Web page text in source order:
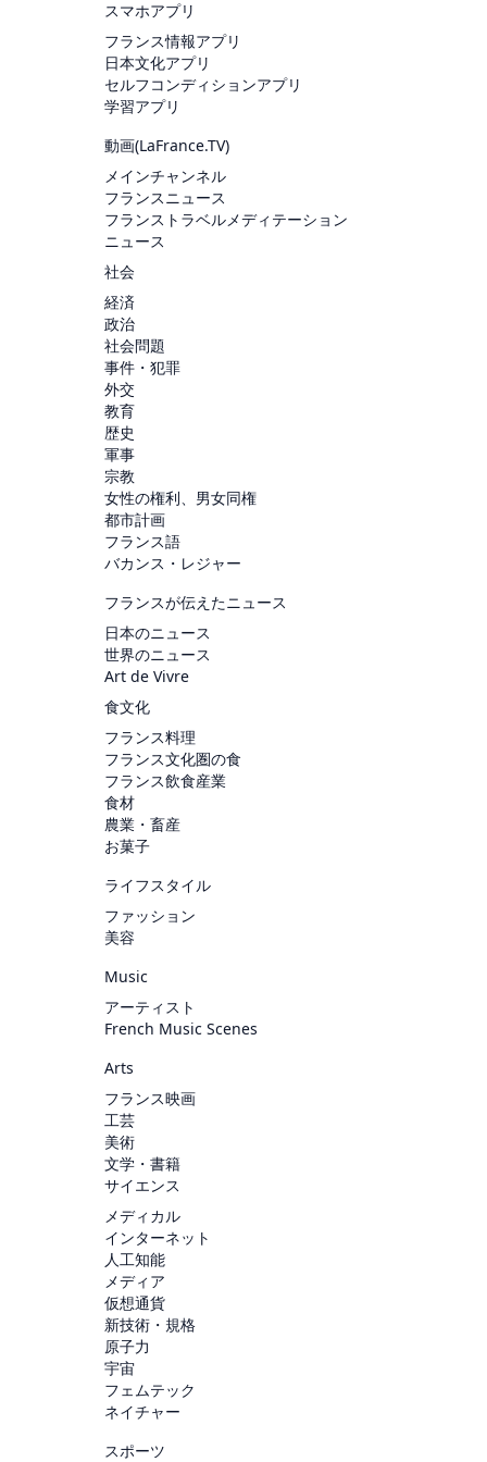
スマホアプリ
フランス情報アプリ
日本文化アプリ
セルフコンディションアプリ
学習アプリ
動画(LaFrance.TV)
メインチャンネル
フランスニュース
フランストラベルメディテーション
ニュース
社会
経済
政治
社会問題
事件・犯罪
外交
教育
歴史
軍事
宗教
女性の権利、男女同権
都市計画
フランス語
バカンス・レジャー
フランスが伝えたニュース
日本のニュース
世界のニュース
Art de Vivre
食文化
フランス料理
フランス文化圏の食
フランス飲食産業
食材
農業・畜産
お菓子
ライフスタイル
ファッション
美容
Music
アーティスト
French Music Scenes
Arts
フランス映画
工芸
美術
文学・書籍
サイエンス
メディカル
インターネット
人工知能
メディア
仮想通貨
新技術・規格
原子力
宇宙
フェムテック
ネイチャー
スポーツ